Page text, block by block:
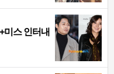
미스 인터내